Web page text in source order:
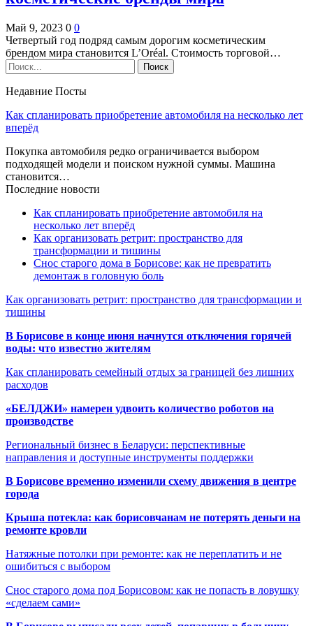
Май 9, 2023 0 0
Четвертый год подряд самым дорогим косметическим
брендом мира становится L’Oréal. Стоимость торговой…
Недавние Посты
Как спланировать приобретение автомобиля на несколько лет
вперёд
Покупка автомобиля редко ограничивается выбором
подходящей модели и поиском нужной суммы. Машина
становится…
Последние новости
Как спланировать приобретение автомобиля на
несколько лет вперёд
Как организовать ретрит: пространство для
трансформации и тишины
Снос старого дома в Борисове: как не превратить
демонтаж в головную боль
Как организовать ретрит: пространство для трансформации и
тишины
В Борисове в конце июня начнутся отключения горячей
воды: что известно жителям
Как спланировать семейный отдых за границей без лишних
расходов
«БЕЛДЖИ» намерен удвоить количество роботов на
производстве
Региональный бизнес в Беларуси: перспективные
направления и доступные инструменты поддержки
В Борисове временно изменили схему движения в центре
города
Крыша потекла: как борисовчанам не потерять деньги на
ремонте кровли
Натяжные потолки при ремонте: как не переплатить и не
ошибиться с выбором
Снос старого дома под Борисовом: как не попасть в ловушку
«сделаем сами»